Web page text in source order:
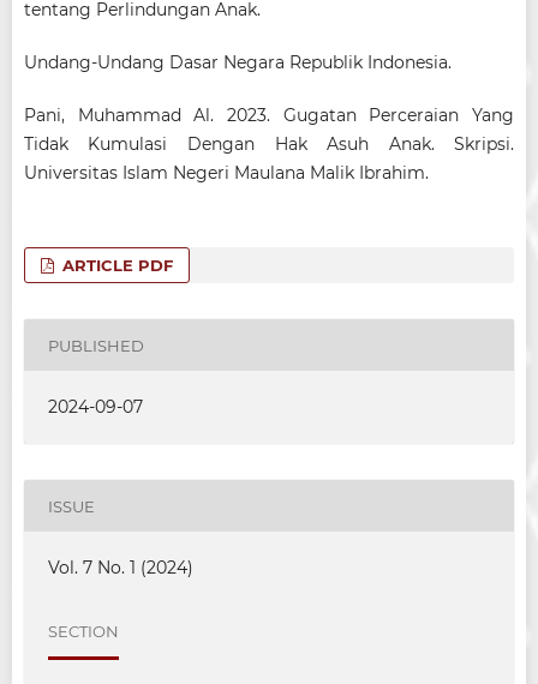
tentang Perlindungan Anak.
Undang-Undang Dasar Negara Republik Indonesia.
Pani, Muhammad Al. 2023. Gugatan Perceraian Yang
Tidak Kumulasi Dengan Hak Asuh Anak. Skripsi.
Universitas Islam Negeri Maulana Malik Ibrahim.
ARTICLE PDF
PUBLISHED
2024-09-07
ISSUE
Vol. 7 No. 1 (2024)
SECTION